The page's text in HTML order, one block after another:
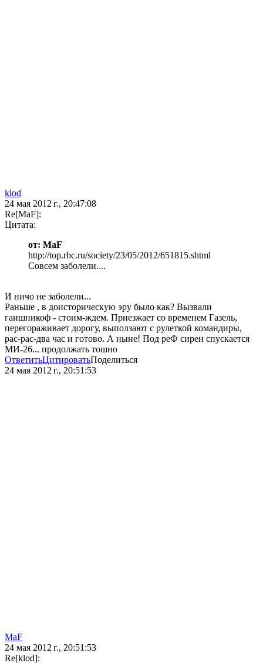
klod
24 мая 2012 г., 20:47:08
Re[MaF]:
Цитата:
от: MaF
http://top.rbc.ru/society/23/05/2012/651815.shtml
Совсем заболели....
И ничо не заболели...
Раньше , в доисторическую эру было как? Вызвали
гаишникоф - стоим-ждем. Приезжает со временем Газель,
перегораживает дорогу, выползают с рулеткой командиры,
рас-рас-два час и готово. А ныне! Под реФ сирен спускается
МИ-26... продолжать тошно
ОтветитьЦитироватьПоделиться
24 мая 2012 г., 20:51:53
MaF
24 мая 2012 г., 20:51:53
Re[klod]: